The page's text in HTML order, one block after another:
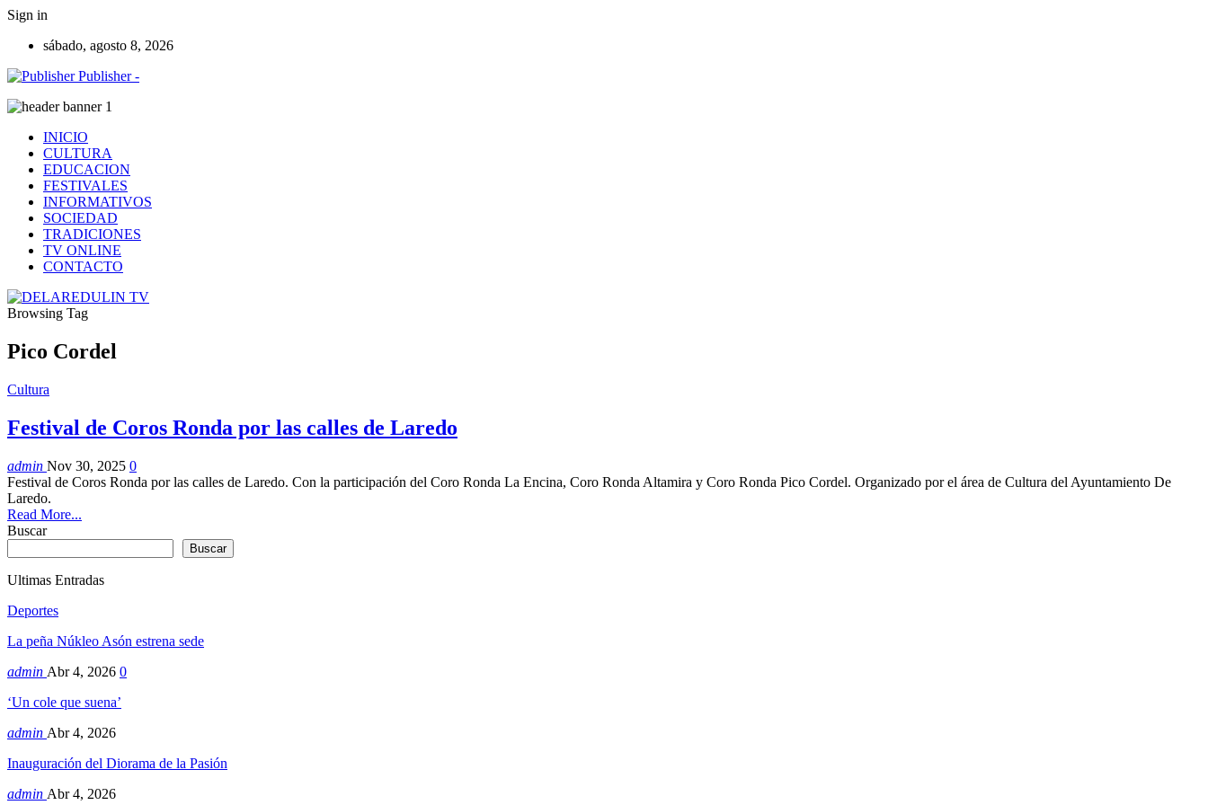
Sign in
sábado, agosto 8, 2026
Publisher -
INICIO
CULTURA
EDUCACION
FESTIVALES
INFORMATIVOS
SOCIEDAD
TRADICIONES
TV ONLINE
CONTACTO
Browsing Tag
Pico Cordel
Cultura
Festival de Coros Ronda por las calles de Laredo
admin Nov 30, 2025 0
Festival de Coros Ronda por las calles de Laredo. Con la participación del Coro Ronda La Encina, Coro Ronda Altamira y Coro Ronda Pico Cordel. Organizado por el área de Cultura del Ayuntamiento De
Laredo.
Read More...
Buscar
Buscar
Ultimas Entradas
Deportes
La peña Núkleo Asón estrena sede
admin Abr 4, 2026 0
‘Un cole que suena’
admin Abr 4, 2026
Inauguración del Diorama de la Pasión
admin Abr 4, 2026